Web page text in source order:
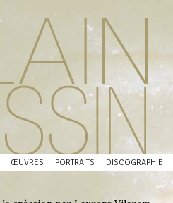
ŒUVRES PORTRAITS DISCOGRAPHIE